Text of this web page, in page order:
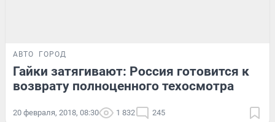
АВТО ГОРОД
Гайки затягивают: Россия готовится к
возврату полноценного техосмотра
20 февраля, 2018, 08:30 1 832 245